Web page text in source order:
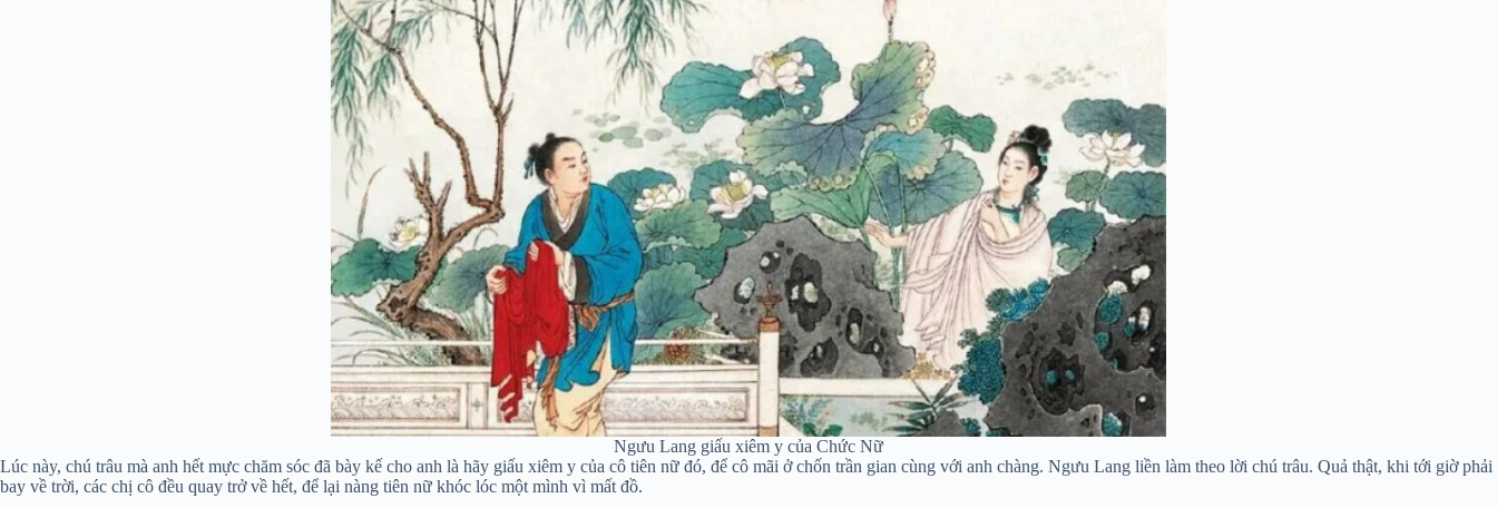
Ngưu Lang giấu xiêm y của Chức Nữ
Lúc này, chú trâu mà anh hết mực chăm sóc đã bày kế cho anh là hãy giấu xiêm y của cô tiên nữ đó, để cô mãi ở chốn trần gian cùng với anh chàng. Ngưu Lang liền làm theo lời chú trâu. Quả thật, khi tới giờ phải
bay về trời, các chị cô đều quay trở về hết, để lại nàng tiên nữ khóc lóc một mình vì mất đồ.